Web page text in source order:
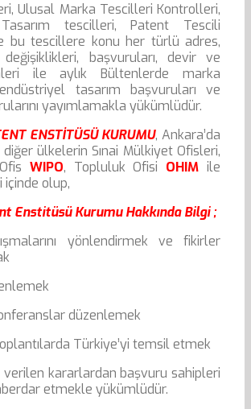
Ulusal Marka Tescilleri Kontrolleri,
tescilleri, Patent Tescili
bu tescillere konu her türlü adres,
değişiklikleri, başvuruları, devir ve
ile aylık Bültenlerde marka
tasarım başvuruları ve
yayımlamakla yükümlüdür.
ENSTİTÜSÜ KURUMU, Ankara’da
ülkelerin Sınai Mülkiyet Ofisleri,
WIPO, Topluluk Ofisi OHIM ile
içinde olup,
Enstitüsü Kurumu Hakkında Bilgi ;
yönlendirmek ve fikirler
düzenlemek
Türkiye’yi temsil etmek
verilen kararlardan başvuru sahipleri
etmekle yükümlüdür.